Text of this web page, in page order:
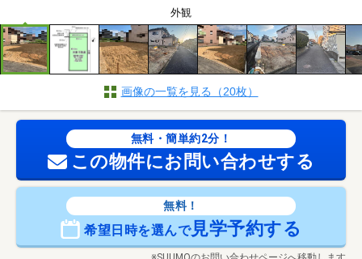
外観
画像の一覧を見る（20枚）
無料・簡単約2分！
この物件にお問い合わせする
無料！
希望日時を選んで見学予約する